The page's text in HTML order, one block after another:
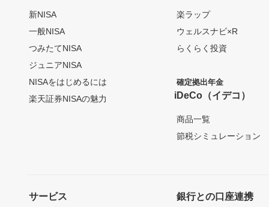
新NISA
一般NISA
つみたてNISA
ジュニアNISA
NISAをはじめるには
楽天証券NISAの魅力
楽ラップ
ウェルスナビ×R
らくらく投資
確定拠出年金
iDeCo（イデコ）
商品一覧
節税シミュレーション
サービス 銀行との口座連携